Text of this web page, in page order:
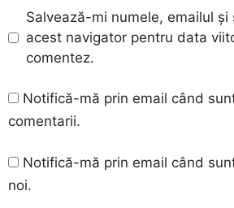
Salvează-mi numele, emailul
acest navigator pentru data
comentez.
Notifică-mă prin email când
comentarii.
Notifică-mă prin email când
noi.